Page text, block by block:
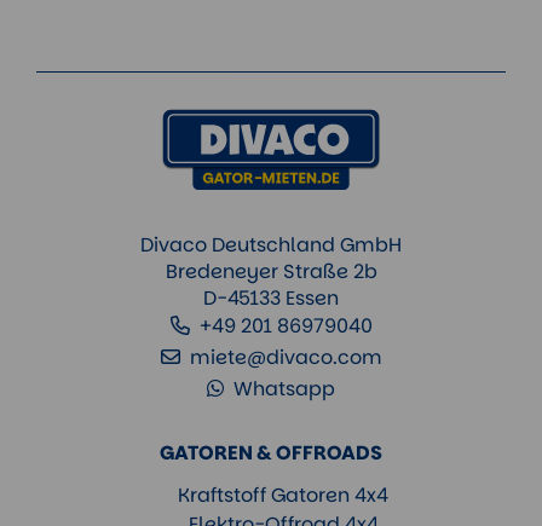
GATOREN & OFFROADS
Kraftstoff Gatoren 4x4
Divaco Deutschland GmbH
Bredeneyer Straße 2b
D-45133 Essen
+49 201 86979040
miete@divaco.com
Whatsapp